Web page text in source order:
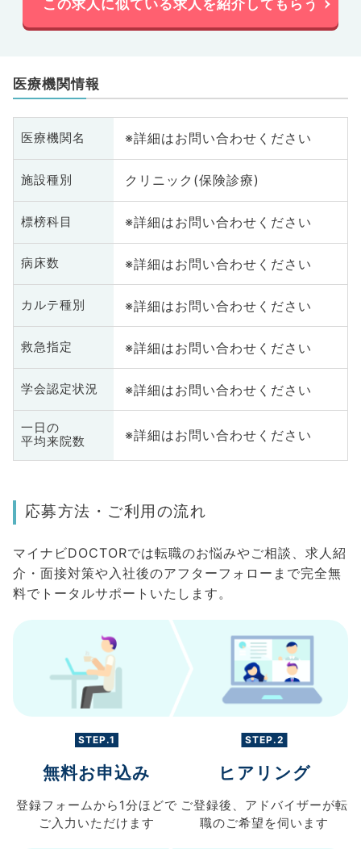
この求人に似ている求人を紹介してもらう
医療機関情報
医療機関名 ※詳細はお問い合わせください
施設種別 クリニック(保険診療)
標榜科目 ※詳細はお問い合わせください
病床数 ※詳細はお問い合わせください
カルテ種別 ※詳細はお問い合わせください
救急指定 ※詳細はお問い合わせください
学会認定状況 ※詳細はお問い合わせください
一日の
平均来院数
※詳細はお問い合わせください
応募方法・ご利用の流れ
マイナビDOCTORでは転職のお悩みやご相談、求人紹
介・面接対策や入社後のアフターフォローまで完全無
料でトータルサポートいたします。
STEP.1
無料お申込み
登録フォームから 1分ほどで
ご入力 いただけます
STEP.2
ヒアリング
ご登録後、 アドバイザーが転
職のご希望を伺います